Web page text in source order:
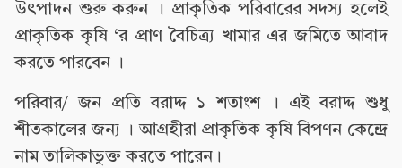
উৎপাদন শুরু করুন । প্রাকৃতিক পরিবারের সদস্য হলেই
প্রাকৃতিক কৃষি ‘র প্রাণ বৈচিত্র্য খামার এর জমিতে আবাদ
করতে পারবেন ।
পরিবার/ জন প্রতি বরাদ্দ ১ শতাংশ । এই বরাদ্দ শুধু
শীতকালের জন্য । আগ্রহীরা প্রাকৃতিক কৃষি বিপণন কেন্দ্রে
নাম তালিকাভুক্ত করতে পারেন।